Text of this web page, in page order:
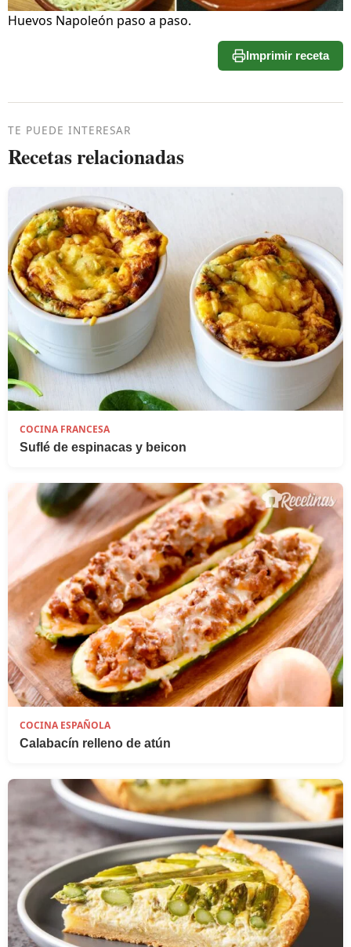
Huevos Napoleón paso a paso.
Imprimir receta
TE PUEDE INTERESAR
Recetas relacionadas
COCINA FRANCESA
Suflé de espinacas y beicon
COCINA ESPAÑOLA
Calabacín relleno de atún